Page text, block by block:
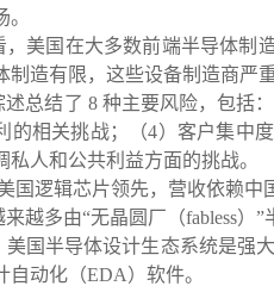
，美国在大多数前端半导体制
制造有限，这些设备制造商严
述总结了 8 种主要风险，包括
的相关挑战；（4）客户集中
私人和公共利益方面的挑战。
国逻辑芯片领先，营收依赖中
来越多由“无晶圆厂（fabless
美国半导体设计生态系统是强
自动化（EDA）软件。